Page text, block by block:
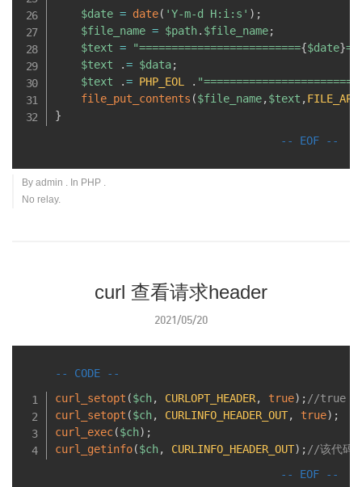
$date = date( 'Y-m-d H:i:s' ) ;
$file_name = $path. $file_name;
$text = "========================={$date}
$text
.= $data;
$text
.= PHP_EOL .
file_put_contents ($file_name,$text ,
}
By admin . In PHP .
No relay.
curl 查看请求header
2021/05/20
curl_setopt ($ch, CURLOPT_HEADER, true) ; //true 显
curl_setopt ($ch, CURLINFO_HEADER_OUT, true) ;
curl_exec($ch) ;
curl_getinfo($ch, CURLINFO_HEADER_OUT) ; //该代码